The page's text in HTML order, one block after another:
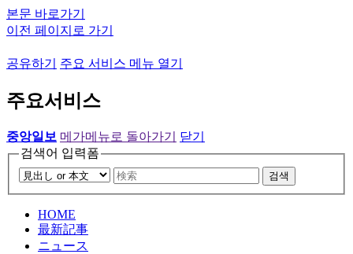
본문 바로가기
이전 페이지로 가기
공유하기 주요 서비스 메뉴 열기
주요서비스
중앙일보 메가메뉴로 돌아가기
닫기
검색어 입력폼
검색
HOME
最新記事
ニュース